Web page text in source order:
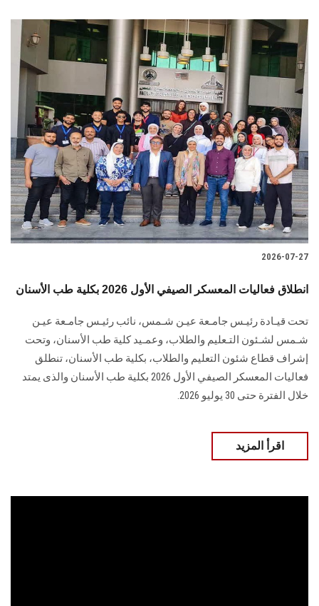
2026-07-27
انطلاق فعاليات المعسكر الصيفي الأول 2026 بكلية طب الأسنان
تحت قيـادة رئيـس جامـعة عيـن شـمس، نائب رئيـس جامـعة عيـن
شـمس لشـئون التـعليم والطلاب، وعمـيد كلية طب الأسنان، وتحت
إشراف قطاع شئون التعليم والطلاب، بكلية طب الأسنان، تنطلق
فعاليات المعسكر الصيفي الأول 2026 بكلية طب الأسنان والذى يمتد
خلال الفترة حتى 30 يوليو 2026.
اقرأ المزيد